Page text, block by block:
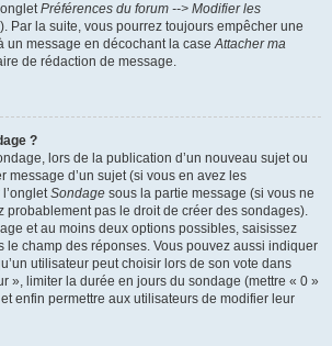
Préférences du forum --> Modifier les
). Par la suite, vous pourrez toujours empêcher une
un message en décochant la caseAttacher ma
de rédaction de message.
?
lors de la publication d’un nouveau sujet ou
message d’un sujet (si vous en avez les
Sondage sous la partie message (si vous ne
probablement pas le droit de créer des sondages).
et au moins deux options possibles, saisissez
le champ des réponses. Vous pouvez aussi indiquer
utilisateur peut choisir lors de son vote dans
», limiter la durée en jours du sondage (mettre « 0 »
enfin permettre aux utilisateurs de modifier leur